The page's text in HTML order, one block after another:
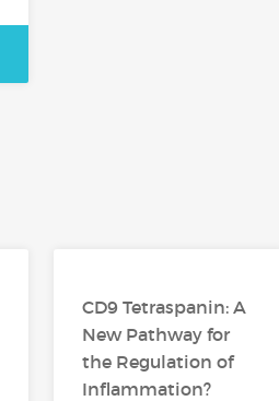
CD9 Tetraspanin: A
New Pathway for
the Regulation of
Inflammation?